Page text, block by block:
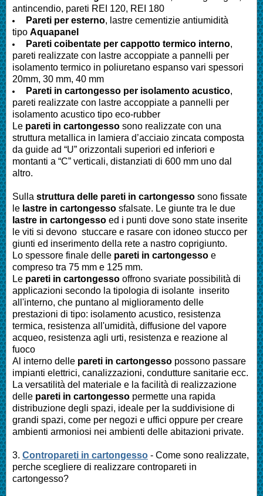
antincendio, pareti REI 120, REI 180
Pareti per esterno, lastre cementizie antiumidità
tipo Aquapanel
Pareti coibentate per cappotto termico interno,
pareti realizzate con lastre accoppiate a pannelli per
isolamento termico in poliuretano espanso vari spessori
20mm, 30 mm, 40 mm
Pareti in cartongesso per isolamento acustico,
pareti realizzate con lastre accoppiate a pannelli per
isolamento acustico tipo eco-rubber
Le pareti in cartongesso sono realizzate con una
struttura metallica in lamiera d’acciaio zincata composta
da guide ad “U” orizzontali superiori ed inferiori e
montanti a “C” verticali, distanziati di 600 mm uno dal
altro.
Sulla struttura delle pareti in cartongesso sono fissate
le lastre in cartongesso sfalsate. Le giunte tra le due
lastre in cartongesso ed i punti dove sono state inserite
le viti si devono stuccare e rasare con idoneo stucco per
giunti ed inserimento della rete a nastro coprigiunto.
Lo spessore finale delle pareti in cartongesso e
compreso tra 75 mm e 125 mm.
Le pareti in cartongesso offrono svariate possibilità di
applicazioni secondo la tipologia di isolante inserito
all'interno, che puntano al miglioramento delle
prestazioni di tipo: isolamento acustico, resistenza
termica, resistenza all'umidità, diffusione del vapore
acqueo, resistenza agli urti, resistenza e reazione al
fuoco
Al interno delle pareti in cartongesso possono passare
impianti elettrici, canalizzazioni, condutture sanitarie ecc.
La versatilità del materiale e la facilità di realizzazione
delle pareti in cartongesso permette una rapida
distribuzione degli spazi, ideale per la suddivisione di
grandi spazi, come per negozi e uffici oppure per creare
ambienti armoniosi nei ambienti delle abitazioni private.
3. Contropareti in cartongesso - Come sono realizzate,
perche scegliere di realizzare contropareti in
cartongesso?